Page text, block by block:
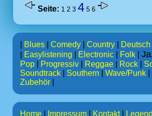
Seite: 1 2 3 4 5 6
Blues Comedy Country Deutsch
Easylistening Electronic Folk
Pop
Progressiv Reggae Rock
Soundtrack
Southern Wave/Punk
Zubehör
Home Impressum Kontakt|